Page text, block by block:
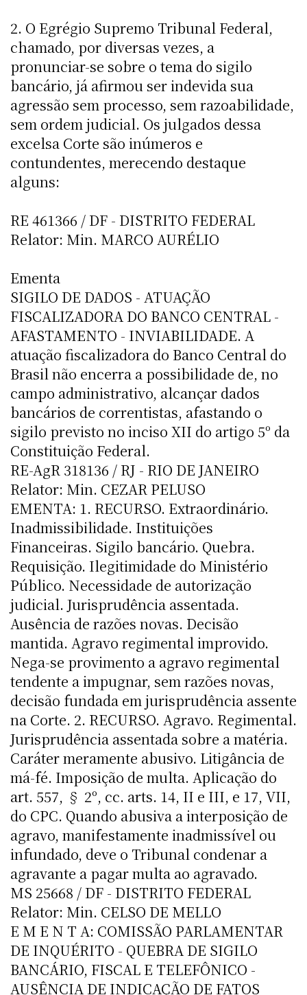
2. O Egrégio Supremo Tribunal Federal,
chamado, por diversas vezes, a
pronunciar-se sobre o tema do sigilo
bancário, já afirmou ser indevida sua
agressão sem processo, sem razoabilidade,
sem ordem judicial. Os julgados dessa
excelsa Corte são inúmeros e
contundentes, merecendo destaque
alguns:
RE 461366 / DF - DISTRITO FEDERAL
Relator: Min. MARCO AURÉLIO
Ementa
SIGILO DE DADOS - ATUAÇÃO
FISCALIZADORA DO BANCO CENTRAL -
AFASTAMENTO - INVIABILIDADE. A
atuação fiscalizadora do Banco Central do
Brasil não encerra a possibilidade de, no
campo administrativo, alcançar dados
bancários de correntistas, afastando o
sigilo previsto no inciso XII do artigo 5º da
Constituição Federal.
RE-AgR 318136 / RJ - RIO DE JANEIRO
Relator: Min. CEZAR PELUSO
EMENTA: 1. RECURSO. Extraordinário.
Inadmissibilidade. Instituições
Financeiras. Sigilo bancário. Quebra.
Requisição. Ilegitimidade do Ministério
Público. Necessidade de autorização
judicial. Jurisprudência assentada.
Ausência de razões novas. Decisão
mantida. Agravo regimental improvido.
Nega-se provimento a agravo regimental
tendente a impugnar, sem razões novas,
decisão fundada em jurisprudência assente
na Corte. 2. RECURSO. Agravo. Regimental.
Jurisprudência assentada sobre a matéria.
Caráter meramente abusivo. Litigância de
má-fé. Imposição de multa. Aplicação do
art. 557, § 2º, cc. arts. 14, II e III, e 17, VII,
do CPC. Quando abusiva a interposição de
agravo, manifestamente inadmissível ou
infundado, deve o Tribunal condenar a
agravante a pagar multa ao agravado.
MS 25668 / DF - DISTRITO FEDERAL
Relator: Min. CELSO DE MELLO
E M E N T A: COMISSÃO PARLAMENTAR
DE INQUÉRITO - QUEBRA DE SIGILO
BANCÁRIO, FISCAL E TELEFÔNICO -
AUSÊNCIA DE INDICAÇÃO DE FATOS